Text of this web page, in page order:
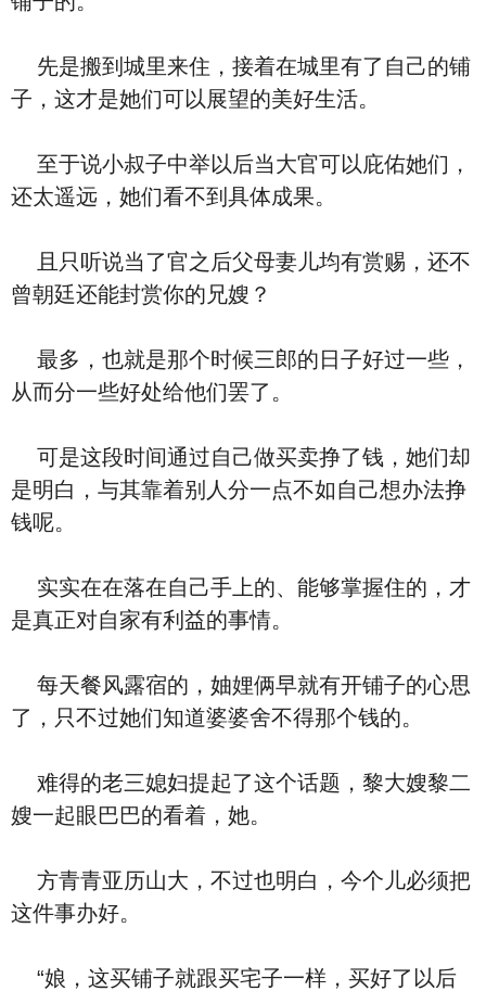
先是搬到城里来住，接着在城里有了自己的铺
子，这才是她们可以展望的美好生活。
至于说小叔子中举以后当大官可以庇佑她们，
还太遥远，她们看不到具体成果。
且只听说当了官之后父母妻儿均有赏赐，还不
曾朝廷还能封赏你的兄嫂？
最多，也就是那个时候三郎的日子好过一些，
从而分一些好处给他们罢了。
可是这段时间通过自己做买卖挣了钱，她们却
是明白，与其靠着别人分一点不如自己想办法挣
钱呢。
实实在在落在自己手上的、能够掌握住的，才
是真正对自家有利益的事情。
每天餐风露宿的，妯娌俩早就有开铺子的心思
了，只不过她们知道婆婆舍不得那个钱的。
难得的老三媳妇提起了这个话题，黎大嫂黎二
嫂一起眼巴巴的看着，她。
方青青亚历山大，不过也明白，今个儿必须把
这件事办好。
“娘，这买铺子就跟买宅子一样，买好了以后